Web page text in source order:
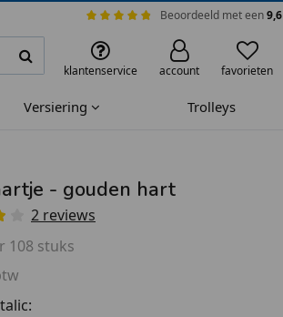
Beoordeeld met een9,6
klantenservice account favorieten
Versiering Trolleys
- gouden hart
2 reviews
108 stuks